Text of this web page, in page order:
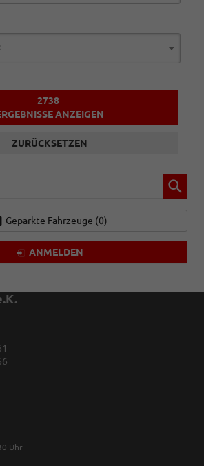
2738
ANZEIGEN
ZURÜCKSETZEN
Geparkte Fahrzeuge (0)
ANMELDEN
Uhr